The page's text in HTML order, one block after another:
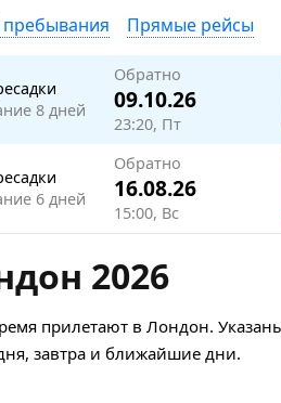
Прямые рейсы
8 дней
Обратно
09.10.26
23:20, Пт
6 дней
Обратно
16.08.26
15:00, Вс
2026
прилетают в Лондон.
завтра и ближайшие дни.